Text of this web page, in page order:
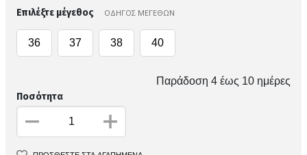
Επιλέξτε μέγεθος ΟΔΗΓΟΣ ΜΕΓΕΘΩΝ
36 37 38 40
Παράδοση 4 έως 10 ημέρες
Ποσότητα